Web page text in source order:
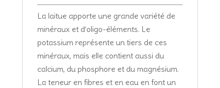
La laitue apporte une grande variété de
minéraux et d’oligo-éléments. Le
potassium représente un tiers de ces
minéraux, mais elle contient aussi du
calcium, du phosphore et du magnésium.
La teneur en fibres et en eau en font un